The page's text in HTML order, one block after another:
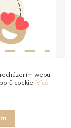
webu
cookie. Více